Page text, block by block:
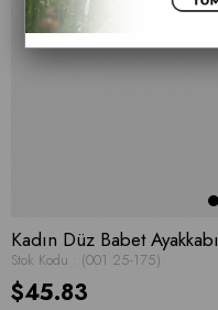
Kadın Düz Babet Ayakkabı
Stok Kodu (001 25-175)
$45.83